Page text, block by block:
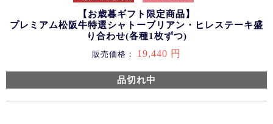
【お歳暮ギフト限定商品】
プレミアム松阪牛特選シャトーブリアン・ヒレステーキ盛
り合わせ(各種1枚ずつ)
販売価格： 19,440 円
品切れ中